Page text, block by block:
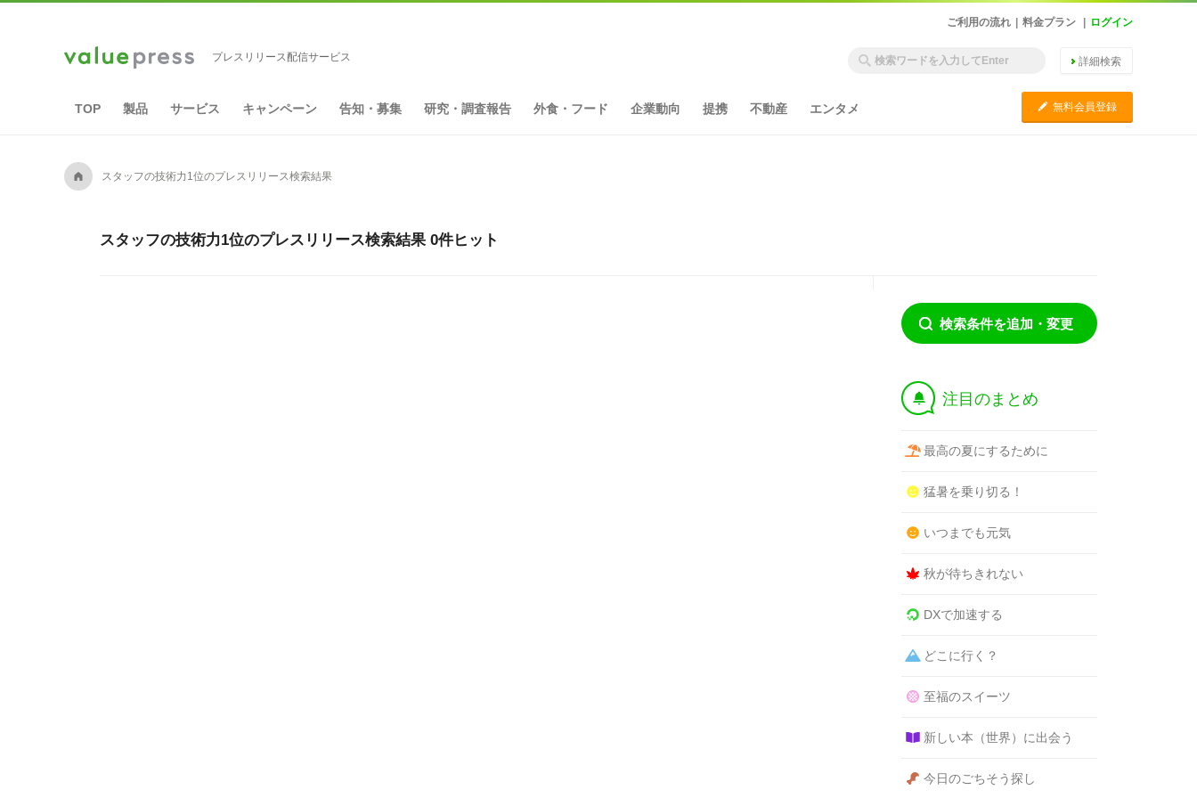
ご利用の流れ 料金プラン ログイン
プレスリリース配信サービス 詳細検索
TOP 製品 サービス キャンペーン 告知・募集 研究・調査報告 外食・フード 企業動向 提携 不動産 エンタメ C 無料会員登録
A スタッフの技術力1位のプレスリリース検索結果
スタッフの技術力1位のプレスリリース検索結果 0件ヒット
検索条件を追加・変更
† 注目のまとめ
最高の夏にするために
猛暑を乗り切る！
いつまでも元気
秋が待ちきれない
DXで加速する
どこに行く？
至福のスイーツ
新しい本（世界）に出会う
今日のごちそう探し